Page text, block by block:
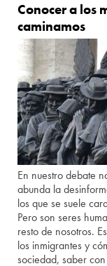
Conocer a los
caminamos
En nuestro debate
abunda la
los que se suele
Pero son seres
resto de nosotros.
los inmigrantes y
sociedad, saber